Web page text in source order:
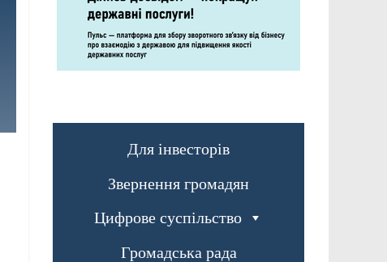
Для інвесторів
Звернення громадян
Цифрове суспільство
Громадська рада